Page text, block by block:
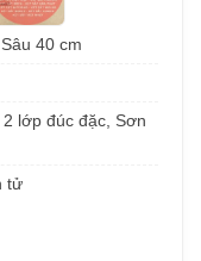
40 cm
lớp đúc đặc, Sơn
tử